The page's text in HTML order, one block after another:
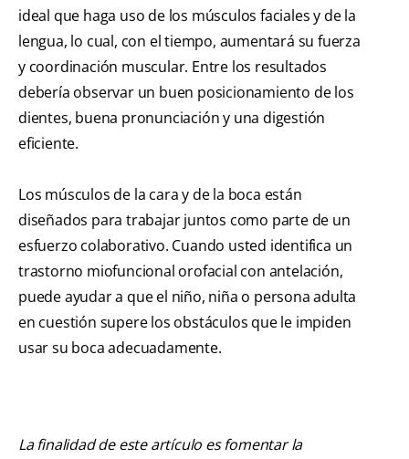
ideal que haga uso de los músculos faciales y de la
lengua, lo cual, con el tiempo, aumentará su fuerza
y coordinación muscular. Entre los resultados
debería observar un buen posicionamiento de los
dientes, buena pronunciación y una digestión
eficiente.
Los músculos de la cara y de la boca están
diseñados para trabajar juntos como parte de un
esfuerzo colaborativo. Cuando usted identifica un
trastorno miofuncional orofacial con antelación,
puede ayudar a que el niño, niña o persona adulta
en cuestión supere los obstáculos que le impiden
usar su boca adecuadamente.
La finalidad de este artículo es fomentar la